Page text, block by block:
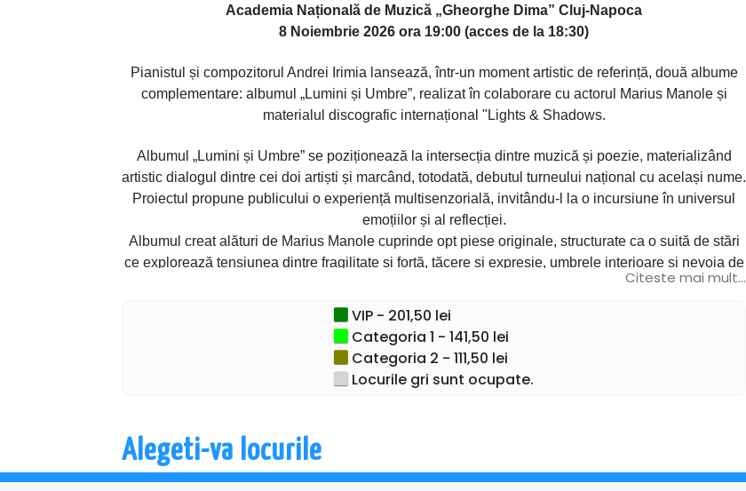
Academia Națională de Muzică „Gheorghe Dima” Cluj-Napoca
8 Noiembrie 2026 ora 19:00 (acces de la 18:30)
Pianistul și compozitorul Andrei Irimia lansează, într-un moment artistic de referință, două albume
complementare: albumul „Lumini și Umbre”, realizat în colaborare cu actorul Marius Manole și
materialul discografic internațional "Lights & Shadows.
Albumul „Lumini și Umbre” se poziționează la intersecția dintre muzică și poezie, materializând
artistic dialogul dintre cei doi artiști și marcând, totodată, debutul turneului național cu același nume.
Proiectul propune publicului o experiență multisenzorială, invitându-l la o incursiune în universul
emoțiilor și al reflecției.
Albumul creat alături de Marius Manole cuprinde opt piese originale, structurate ca o suită de stări
ce explorează tensiunea dintre fragilitate și forță, tăcere și expresie, umbrele interioare și nevoia de
lumină. Muzica minimalistă și intens emoțională a lui Andrei Irimia se împletește cu vocea marcantă
și confesivă a lui Marius Manole, care dă viață textelor poetice cu o sinceritate ce caută adevărul
dincolo de artificiu.
„Am vrut să creăm o punte între cele două lumi, cea a sunetului și cea a cuvântului. Să vorbim
despre umbrele din care se nasc lumina și adevărul personal.” – Andrei Irimia
Fiecare text e o fărâmă de adevăr spusă la timpul potrivit.” – Marius Manole
Citeste mai mult...
VIP - 201,50 lei
Categoria 1 - 141,50 lei
Categoria 2 - 111,50 lei
Locurile gri sunt ocupate.
Alegeti-va locurile